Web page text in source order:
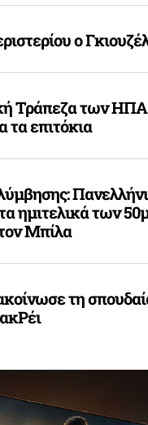
ο
Τράπεζα των
τα επιτόκια
ημιτελικά των
Μπίλα
τη